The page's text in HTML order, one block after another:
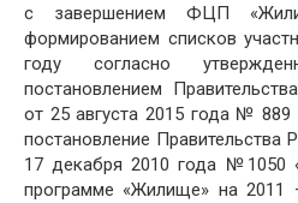
с завершением ФЦП
формированием списков
году согласно
постановлением
от 25 августа 2015 года № 889
постановление Правительства
17 декабря 2010 года №1050
программе «Жилище» на 2011